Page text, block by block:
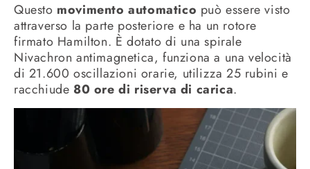
Questo movimento automatico può essere visto
attraverso la parte posteriore e ha un rotore
firmato Hamilton. È dotato di una spirale
Nivachron antimagnetica, funziona a una velocità
di 21.600 oscillazioni orarie, utilizza 25 rubini e
racchiude 80 ore di riserva di carica.